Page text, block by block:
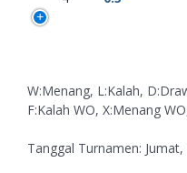
W:Menang, L:Kalah,
F:Kalah WO, X:Menang
Tanggal Turnamen: